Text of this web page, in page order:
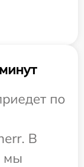
по
В
мы